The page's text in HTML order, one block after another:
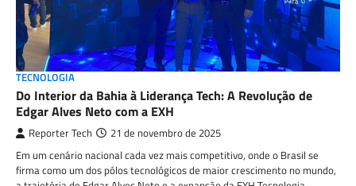
TECNOLOGIA
Do Interior da Bahia à Liderança Tech: A Revolução de
Edgar Alves Neto com a EXH
Reporter Tech 21 de novembro de 2025
Em um cenário nacional cada vez mais competitivo, onde o Brasil se
firma como um dos pólos tecnológicos de maior crescimento no mundo,